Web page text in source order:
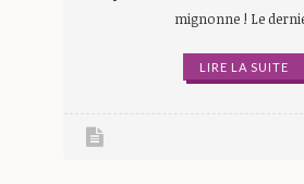
mignonne ! Le
LIRE LA SUITE